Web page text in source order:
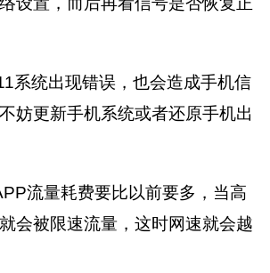
统出现错误，也会造成手机信
妨更新手机系统或者还原手机出
流量耗费要比以前要多，当高
会被限速流量，这时网速就会越